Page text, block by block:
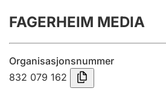
Årsregnskap
Innsending og forsinkelsesgebyr
Tinglysing
FAGERHEIM MEDIA
Organisasjonsnummer
832 079 162